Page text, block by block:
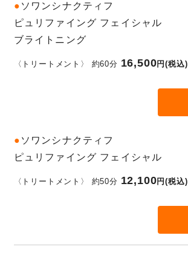
● ソワンシナクティフ
ピュリファイング フェイシャル
ブライトニング
〈トリートメント〉 約60分 16,500円(税込)
● ソワンシナクティフ
ピュリファイング フェイシャル
〈トリートメント〉 約50分 12,100円(税込)